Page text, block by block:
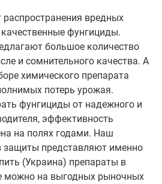
вредных
фунгициды.
большое количество
и сомнительного качества. А
химического препарата
потерь урожая.
фунгициды от надежного и
эффективность
на полях годами. Наш
защиты представляют именно
(Украина) препараты в
можно на выгодных рыночных